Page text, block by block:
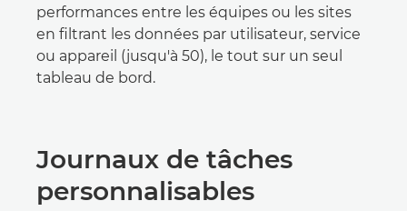
performances entre les équipes ou les sites
en filtrant les données par utilisateur, service
ou appareil (jusqu'à 50), le tout sur un seul
tableau de bord.
Journaux de tâches
personnalisables